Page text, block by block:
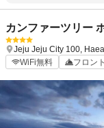
カンファーツリー
Jeju Jeju City 100,
WiFi無料
フロン